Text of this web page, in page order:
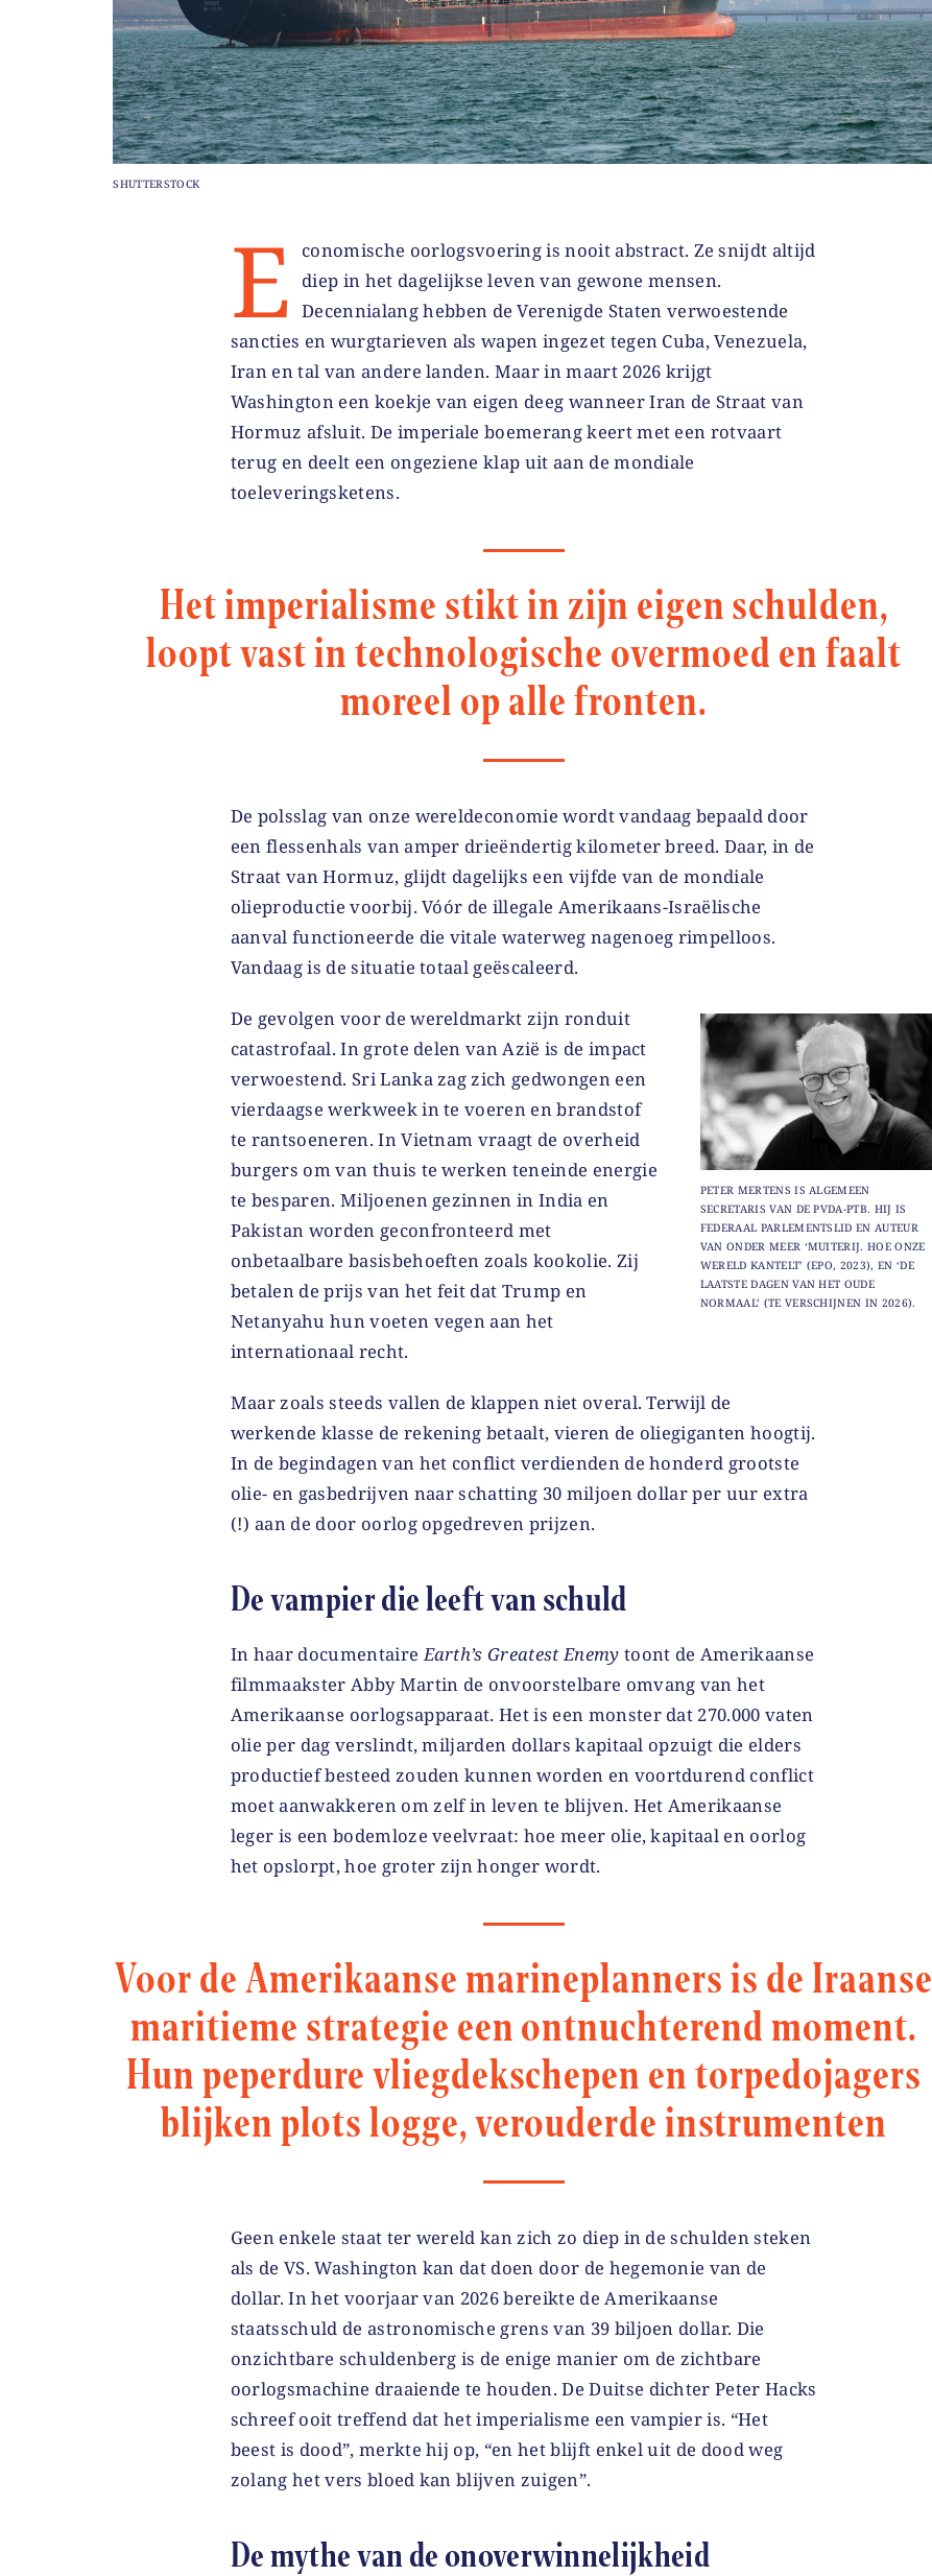
SHUTTERSTOCK
E
conomische oorlogsvoering is nooit abstract. Ze snijdt altijd
diep in het dagelijkse leven van gewone mensen.
Decennialang hebben de Verenigde Staten verwoestende
sancties en wurgtarieven als wapen ingezet tegen Cuba, Venezuela,
Iran en tal van andere landen. Maar in maart 2026 krijgt
Washington een koekje van eigen deeg wanneer Iran de Straat van
Hormuz afsluit. De imperiale boemerang keert met een rotvaart
terug en deelt een ongeziene klap uit aan de mondiale
toeleveringsketens.
Het imperialisme stikt in zijn eigen schulden,
loopt vast in technologische overmoed en faalt
moreel op alle fronten.
De polsslag van onze wereldeconomie wordt vandaag bepaald door
een flessenhals van amper drieëndertig kilometer breed. Daar, in de
Straat van Hormuz, glijdt dagelijks een vijfde van de mondiale
olieproductie voorbij. Vóór de illegale Amerikaans-Israëlische
aanval functioneerde die vitale waterweg nagenoeg rimpelloos.
Vandaag is de situatie totaal geëscaleerd.
PETER MERTENS IS ALGEMEEN
SECRETARIS VAN DE PVDA-PTB. HIJ IS
FEDERAAL PARLEMENTSLID EN AUTEUR
VAN ONDER MEER ‘MUITERIJ. HOE ONZE
WERELD KANTELT’ (EPO, 2023), EN ‘DE
LAATSTE DAGEN VAN HET OUDE
NORMAAL’ (TE VERSCHIJNEN IN 2026).
De gevolgen voor de wereldmarkt zijn ronduit
catastrofaal. In grote delen van Azië is de impact
verwoestend. Sri Lanka zag zich gedwongen een
vierdaagse werkweek in te voeren en brandstof
te rantsoeneren. In Vietnam vraagt de overheid
burgers om van thuis te werken teneinde energie
te besparen. Miljoenen gezinnen in India en
Pakistan worden geconfronteerd met
onbetaalbare basisbehoeften zoals kookolie. Zij
betalen de prijs van het feit dat Trump en
Netanyahu hun voeten vegen aan het
internationaal recht.
Maar zoals steeds vallen de klappen niet overal. Terwijl de
werkende klasse de rekening betaalt, vieren de oliegiganten hoogtij.
In de begindagen van het conflict verdienden de honderd grootste
olie- en gasbedrijven naar schatting 30 miljoen dollar per uur extra
(!) aan de door oorlog opgedreven prijzen.
De vampier die leeft van schuld
In haar documentaireEarth’s Greatest Enemy toont de Amerikaanse
filmmaakster Abby Martin de onvoorstelbare omvang van het
Amerikaanse oorlogsapparaat. Het is een monster dat 270.000 vaten
olie per dag verslindt, miljarden dollars kapitaal opzuigt die elders
productief besteed zouden kunnen worden en voortdurend conflict
moet aanwakkeren om zelf in leven te blijven. Het Amerikaanse
leger is een bodemloze veelvraat: hoe meer olie, kapitaal en oorlog
het opslorpt, hoe groter zijn honger wordt.
Voor de Amerikaanse marineplanners is de Iraanse
maritieme strategie een ontnuchterend moment.
Hun peperdure vliegdekschepen en torpedojagers
blijken plots logge, verouderde instrumenten
Geen enkele staat ter wereld kan zich zo diep in de schulden steken
als de VS. Washington kan dat doen door de hegemonie van de
dollar. In het voorjaar van 2026 bereikte de Amerikaanse
staatsschuld de astronomische grens van 39 biljoen dollar. Die
onzichtbare schuldenberg is de enige manier om de zichtbare
oorlogsmachine draaiende te houden. De Duitse dichter Peter Hacks
schreef ooit treffend dat het imperialisme een vampier is. “Het
beest is dood”, merkte hij op, “en het blijft enkel uit de dood weg
zolang het vers bloed kan blijven zuigen”.
De mythe van de onoverwinnelijkheid